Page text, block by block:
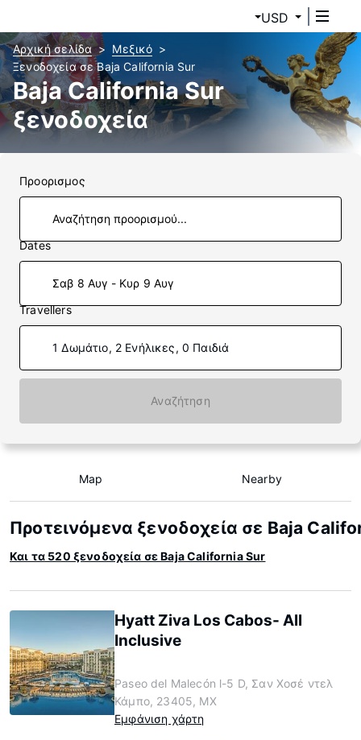
USD
Αρχική σελίδα
Μεξικό
Ξενοδοχεία σε Baja California Sur
Baja California Sur
ξενοδοχεία
Προορισμος
Dates
Σαβ 8 Αυγ - Κυρ 9 Αυγ
Travellers
1 Δωμάτιο, 2 Ενήλικες, 0 Παιδιά
Αναζήτηση
Map Nearby
Προτεινόμενα ξενοδοχεία σε Baja
Και τα 520 ξενοδοχεία σε Baja California Sur
Hyatt Ziva Los Cabos- All
Inclusive
Paseo del Malecón l-5 D, Σαν Χοσέ ντελ
Κάμπο, 23405, MX
Εμφάνιση χάρτη